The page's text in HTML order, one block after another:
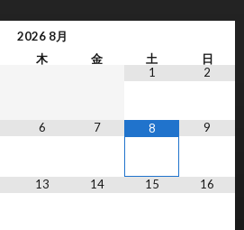
2026 8月
木 金 土
日
1
2
6 7 8 9
13 14 15 16